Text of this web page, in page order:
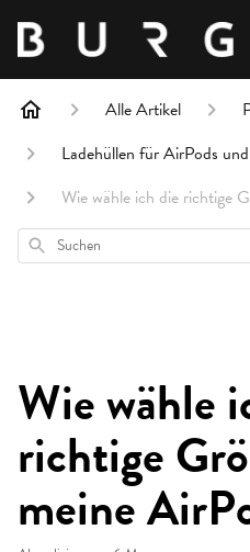
Alle Artikel
Ladehüllen für AirPods
Wie wähle ich die richtige
Suchen
Wie wähle
richtige
meine